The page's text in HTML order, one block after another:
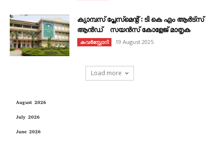
ക്യാമ്പസ് പ്ലേസ്മെന്റ് : ടി കെ എം ആർട്സ്
ആൻഡ് സയൻസ് കോളേജ് മാതൃക
കവര്‍സ്റ്റോറി 19 August 2025
Load more
August 2026
July 2026
June 2026